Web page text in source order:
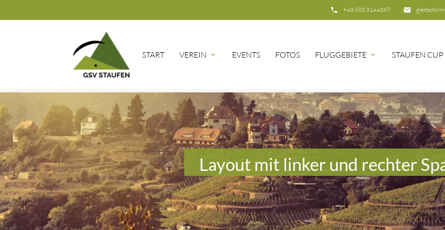
email
phone +43 680 3144369
START VEREIN EVENTS FOTOS FLUGGEBIETE STAUFEN CUP
Suchbegriffe
Layout mit linker und rechter